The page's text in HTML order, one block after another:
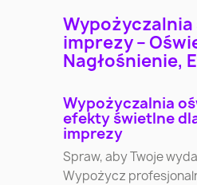
imprezy –
Nagłośnienie,
Wypożyczalnia
efekty świetlne
imprezy
Spraw, aby Twoje
Wypożycz